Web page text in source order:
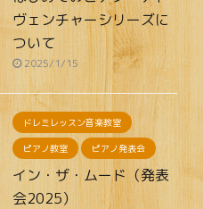
ヴェンチャーシリーズに
ついて
2025/1/15
ドレミレッスン音楽教室
ピアノ教室 ピアノ発表会
イン・ザ・ムード（発表
会2025）